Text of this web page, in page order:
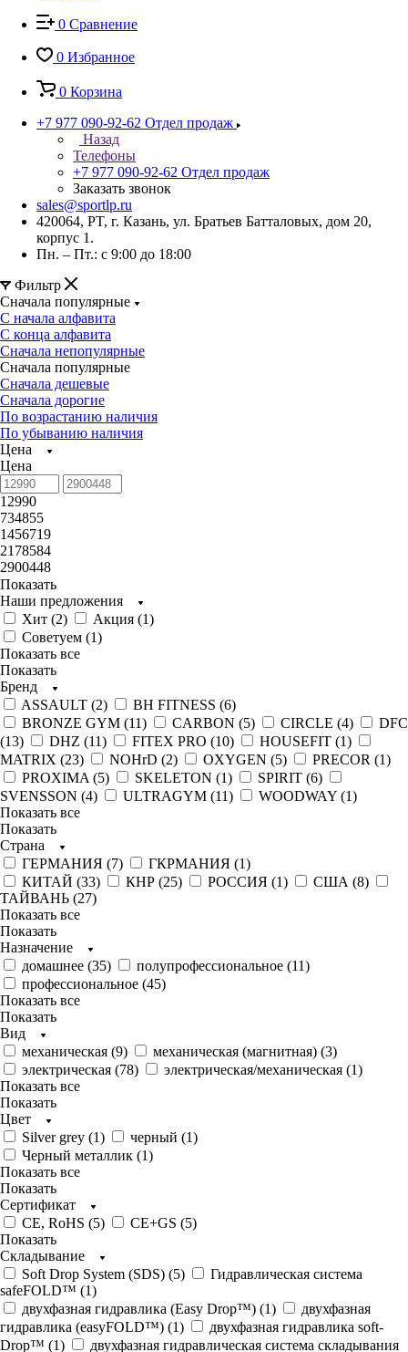
0 Сравнение
0 Избранное
0 Корзина
+7 977 090-92-62 Отдел продаж
Назад
Телефоны
+7 977 090-92-62 Отдел продаж
Заказать звонок
sales@sportlp.ru
420064, PT, г. Казань, ул. Братьев Батталовых, дом 20,
корпус 1.
Пн. – Пт.: с 9:00 до 18:00
Фильтр
Сначала популярные
С начала алфавита
С конца алфавита
Сначала непопулярные
Сначала популярные
Сначала дешевые
Сначала дорогие
По возрастанию наличия
По убыванию наличия
Цена
Цена
12990
734855
1456719
2178584
2900448
Показать
Наши предложения
Хит (2) Акция (1)
Советуем (1)
Показать все
Показать
Бренд
ASSAULT (2) BH FITNESS (6)
BRONZE GYM (11) CARBON (5) CIRCLE (4)
DFC
(13) DHZ (11) FITEX PRO (10) HOUSEFIT (1)
MATRIX (23) NOHrD (2) OXYGEN (5) PRECOR (1)
PROXIMA (5) SKELETON (1) SPIRIT (6)
SVENSSON (4) ULTRAGYM (11) WOODWAY (1)
Показать все
Показать
Страна
ГЕРМАНИЯ (7) ГКРМАНИЯ (1)
КИТАЙ (33) КНР (25) РОССИЯ (1) США (8)
ТАЙВАНЬ (27)
Показать все
Показать
Назначение
домашнее (35) полупрофессиональное (11)
профессиональное (45)
Показать все
Показать
Вид
механическая (9) механическая (магнитная) (3)
электрическая (78) электрическая/механическая (1)
Показать все
Показать
Цвет
Silver grey (1) черный (1)
Черный металлик (1)
Показать все
Показать
Сертификат
CE, RoHS (5) CE+GS (5)
Показать
Складывание
Soft Drop System (SDS) (5)
Гидравлическая система
safeFOLD™ (1)
двухфазная гидравлика (Easy Drop™) (1)
двухфазная
гидравлика (easyFOLD™) (1)
двухфазная гидравлика soft-
Drop™ (1) двухфазная гидравлическая система складывания